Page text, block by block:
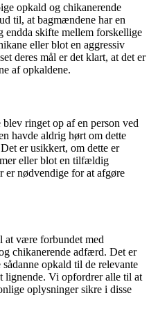
opkald og chikanerende
til, at bagmændene har en
endda skifte mellem forskellige
eller blot en aggressiv
deres mål er det klart, at det er
af opkaldene.
ringet op af en person ved
havde aldrig hørt om dette
er usikkert, om dette er
eller blot en tilfældig
er nødvendige for at afgøre
at være forbundet med
chikanerende adfærd. Det er
opkald til de relevante
lignende. Vi opfordrer alle til at
oplysninger sikre i disse